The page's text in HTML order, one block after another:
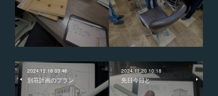
2024.12.18 03:48
別荘計画のプラン
2024.11.20 10:18
先日今日と